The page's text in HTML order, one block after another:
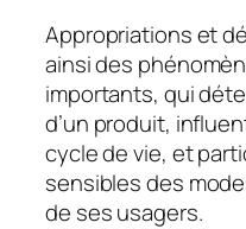
Appropriations et
ainsi des
importants, qui
d’un produit,
cycle de vie, et
sensibles des
de ses usagers.